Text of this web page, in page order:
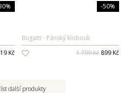
Kč
-50%
Bugatti
Pánský klobouk
1 799 Kč 899 Kč
další produkty